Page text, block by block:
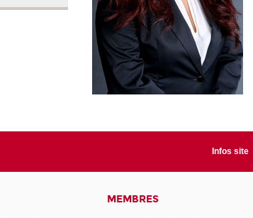
Infos site
MEMBRES